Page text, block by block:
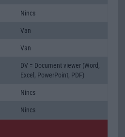
Nincs
Van
Van
DV = Document viewer (Word,
Excel, PowerPoint, PDF)
Nincs
Nincs